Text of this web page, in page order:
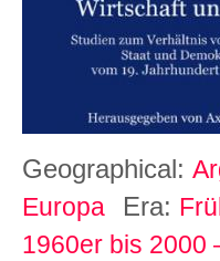
Geographical:
Europa
Era:
1960er bis 2000